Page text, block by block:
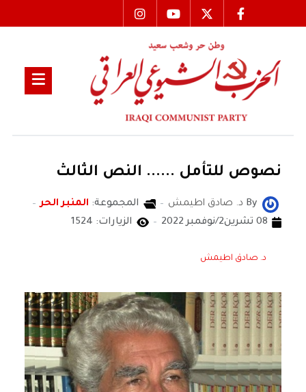
نصوص للتأمل ...... النص الثالث
By د. صادق اطيمش المجموعة: المنبر الحر
08 تشرين2/نوفمبر 2022
الزيارات: 1524
د. صادق اطيمش